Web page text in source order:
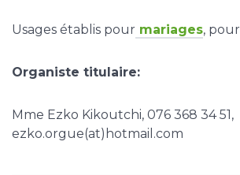
Usages établis pour mariages, pour
Organiste titulaire:
Mme Ezko Kikoutchi, 076 368 34 51,
ezko.orgue(at)hotmail.com